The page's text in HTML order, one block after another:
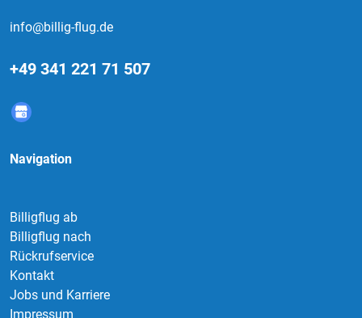
info@billig-flug.de
+49 341 221 71 507
Navigation
Billigflug ab
Billigflug nach
Rückrufservice
Kontakt
Jobs und Karriere
Impressum